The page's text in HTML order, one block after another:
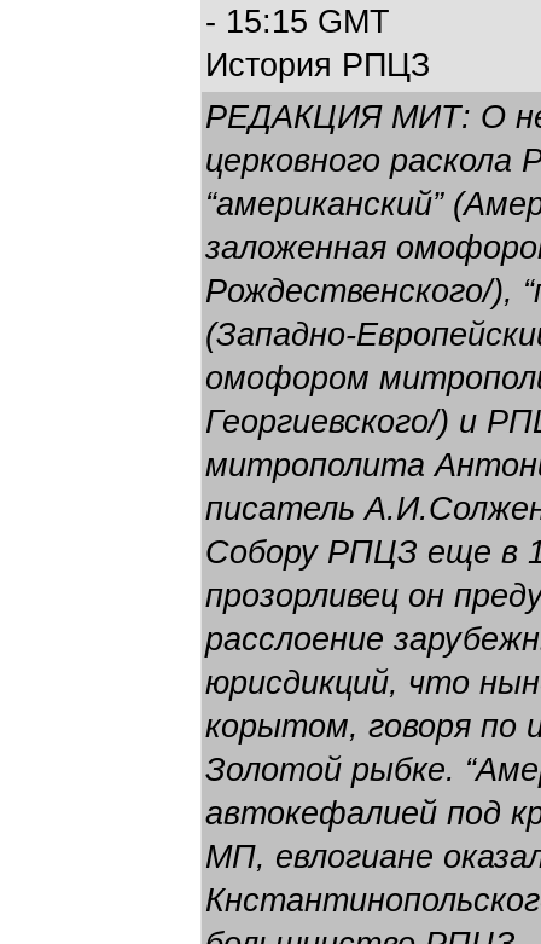
- 15:15 GMT
История РПЦЗ
РЕДАКЦИЯ МИТ: О
церковного раскола
“американский”
заложенная
Рождественского/),
(Западно-
омофором
Георгиевского/) и
митрополита
писатель
Собору РПЦЗ еще в
прозорливец он
расслоение
юрисдикций, что
корытом, говоря по
Золотой рыбке.
автокефалией под
МП, евлогиане